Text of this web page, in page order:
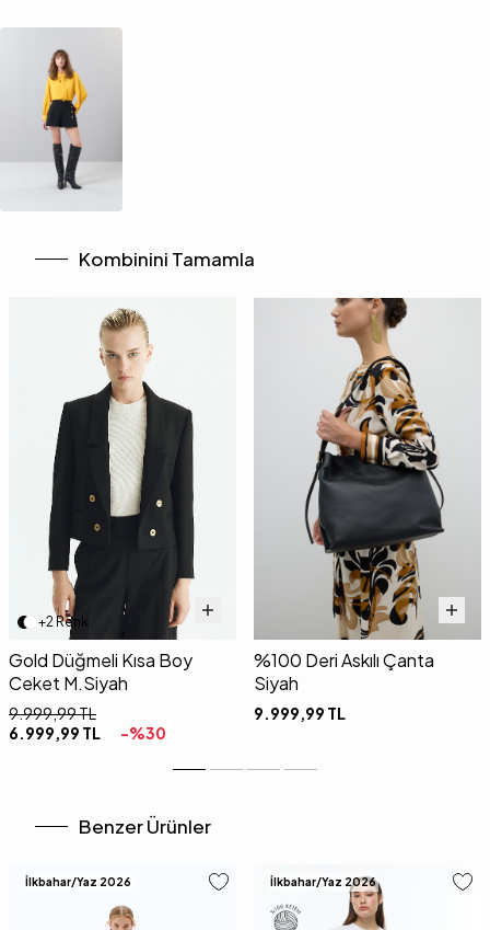
Kombinini Tamamla
+2 Renk
Gold Düğmeli Kısa Boy
Ceket M.Siyah
9.999,99TL
6.999,99 TL -%30
%100 Deri Askılı Çanta
Siyah
9.999,99 TL
Benzer Ürünler
İlkbahar/Yaz 2026 İlkbahar/Yaz 2026